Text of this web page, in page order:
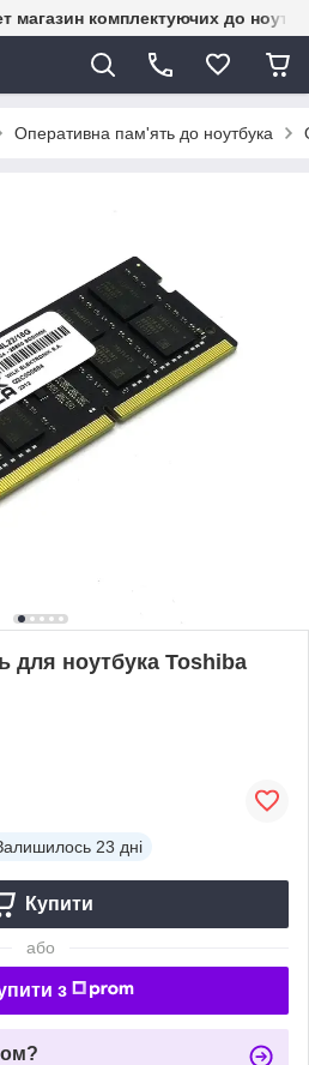
магазин комплектуючих до
Оперативна пам'ять до ноутбука
для ноутбука Toshiba
23 дні
Купити
або
з